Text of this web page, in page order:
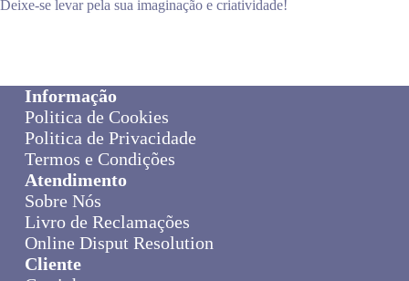
Deixe-se levar pela sua imaginação e criatividade!
Informação
Politica de Cookies
Politica de Privacidade
Termos e Condições
Atendimento
Sobre Nós
Livro de Reclamações
Online Disput Resolution
Cliente